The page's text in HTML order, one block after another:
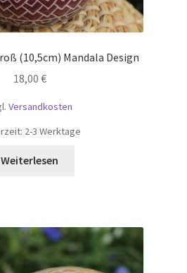
(10,5cm) Mandala Design
18,00 €
Versandkosten
2-3 Werktage
Weiterlesen